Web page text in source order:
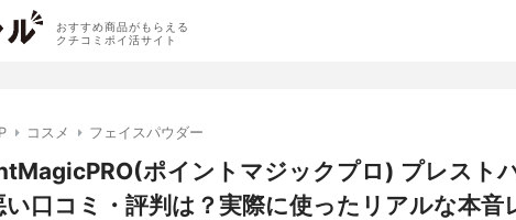
おすすめ商品がもらえる
クチコミポイ活サイト
コスメ フェイスパウダー
ポイントマジックプロ) プレスト
い口コミ・評判は？実際に使ったリアルな本音